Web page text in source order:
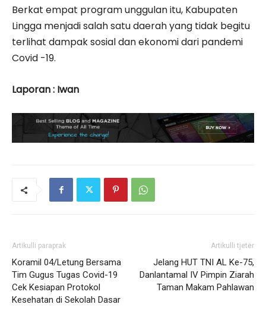
Berkat empat program unggulan itu, Kabupaten
Lingga menjadi salah satu daerah yang tidak begitu
terlihat dampak sosial dan ekonomi dari pandemi
Covid -19.
Laporan : Iwan
Artikulli paraprak
Koramil 04/Letung Bersama
Tim Gugus Tugas Covid-19
Cek Kesiapan Protokol
Kesehatan di Sekolah Dasar
Artikulli tjetër
Jelang HUT TNI AL Ke-75,
Danlantamal IV Pimpin Ziarah
Taman Makam Pahlawan